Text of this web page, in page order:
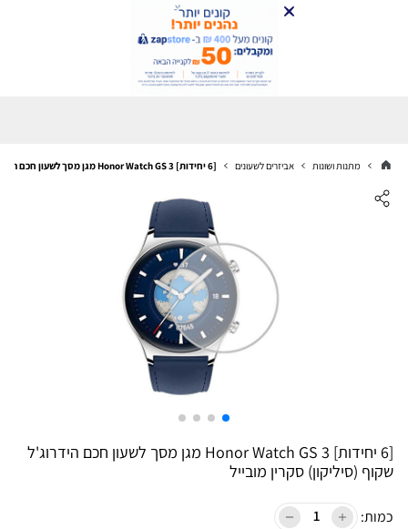
מתנות ושונות אביזרים לשעונים [6 יחידות] Honor Watch GS 3 מגן מסך לשעון חכם הידרוג'ל שקוף (סיליקון) סקרין מובייל
[6 יחידות] Honor Watch GS 3 מגן מסך לשעון חכם הידרוג'ל
שקוף (סיליקון) סקרין מובייל
כמות: